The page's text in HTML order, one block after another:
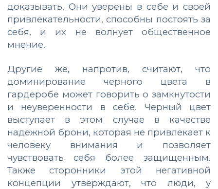
доказывать. Они уверены в себе и своей
привлекательности, способны постоять за
себя, и их не волнует общественное
мнение.
Другие же, напротив, считают, что
доминирование черного цвета в
гардеробе может говорить о замкнутости
и неуверенности в себе. Черный цвет
выступает в этом случае в качестве
надежной брони, которая не привлекает к
человеку внимания и позволяет
чувствовать себя более защищенным.
Также сторонники этой негативной
концепции утверждают, что люди, у